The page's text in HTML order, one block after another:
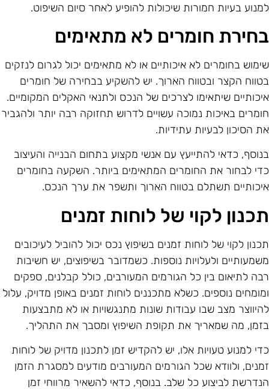
בעיות חמורות שיכולות להופיע לאחר סיום השיפוט.
חומרים לא מתאימים
בחומרים לא איכותיים או לא מתאימים יכול לגרום לנזקים
הקצר ובטווח הארוך. יש להשקיע בבחירה של חומרים
שיתאימו לצרכים של הנכס ולתנאי האקלים המקומיים.
באיכות נמוכה עשויים לדרוש תחזוקה רבה יותר ולהגביר
הסיכון לבעיות עתידיות.
כדאי להתייעץ עם אנשי מקצוע בתחום הבנייה והעיצוב
לבחור את החומרים המתאימים ביותר. השקעה בחומרים
תשתלם בטווח הארוך ותשפר את ערך הנכס.
לקוי של לוחות זמנים
לקוי של לוחות זמנים בשיפוץ נכס יכול להוביל לעיכובים
ולעלויות נוספות. כשמדובר בשיפוצים, יש חשיבות
לתיאום בין כל הגורמים המעורבים, כולל קבלנים, ספקים
נוספים. כשלא מתכננים לוחות זמנים באופן מדויק, עלול
מצב שבו עבודות שונות מתנגשויות או לא מתבצעות
מה שמאריך את תקופת השיפוץ ומסבך את התהליך.
למנוע טעויות אלו, יש להקדיש זמן לתכנון מדויק של לוחות
ולוודא שכל הגורמים המעורבים מודעים למסגרת הזמן
לביצוע כל שלב. בנוסף, כדאי להשאיר מרווחי זמן